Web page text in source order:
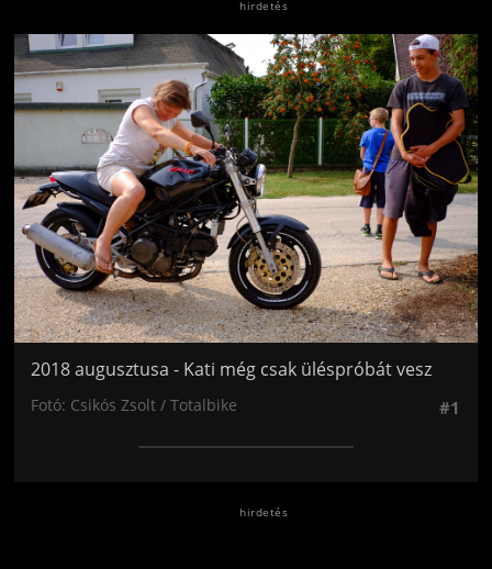
Jön még kép!
2018 augusztusa - Kati még csak üléspróbát vesz
Fotó: Csikós Zsolt / Totalbike #1